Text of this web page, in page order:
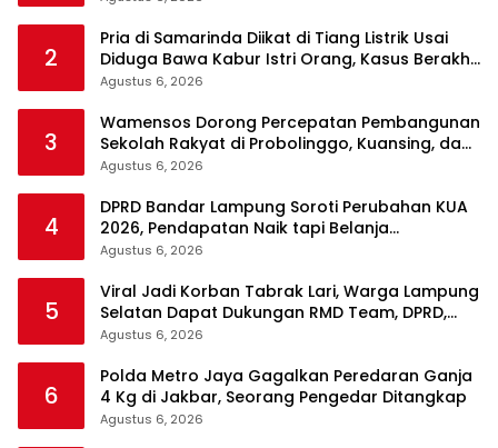
2
Pria di Samarinda Diikat di Tiang Listrik Usai
Diduga Bawa Kabur Istri Orang, Kasus Berakhir
Damai
Agustus 6, 2026
3
Wamensos Dorong Percepatan Pembangunan
Sekolah Rakyat di Probolinggo, Kuansing, dan
Polewali Mandar
Agustus 6, 2026
4
DPRD Bandar Lampung Soroti Perubahan KUA
2026, Pendapatan Naik tapi Belanja
Pembangunan Dipangkas
Agustus 6, 2026
5
Viral Jadi Korban Tabrak Lari, Warga Lampung
Selatan Dapat Dukungan RMD Team, DPRD,
dan Influencer
Agustus 6, 2026
6
Polda Metro Jaya Gagalkan Peredaran Ganja
4 Kg di Jakbar, Seorang Pengedar Ditangkap
Agustus 6, 2026